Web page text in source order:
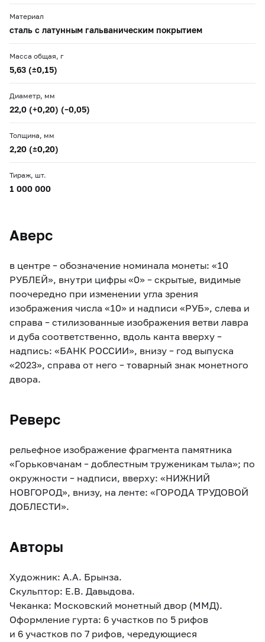
Материал
сталь с латунным гальваническим покрытием
Масса общая, г
5,63 (±0,15)
Диаметр, мм
22,0 (+0,20) (–0,05)
Толщина, мм
2,20 (±0,20)
Тираж, шт.
1 000 000
Аверс
в центре – обозначение номинала монеты: «10
РУБЛЕЙ», внутри цифры «0» – скрытые, видимые
поочередно при изменении угла зрения
изображения числа «10» и надписи «РУБ», cлева и
справа – стилизованные изображения ветви лавра
и дуба соответственно, вдоль канта вверху –
надпись: «БАНК РОССИИ», внизу – год выпуска
«2023», справа от него – товарный знак монетного
двора.
Реверс
рельефное изображение фрагмента памятника
«Горьковчанам – доблестным труженикам тыла»; по
окружности – надписи, вверху: «НИЖНИЙ
НОВГОРОД», внизу, на ленте: «ГОРОДА ТРУДОВОЙ
ДОБЛЕСТИ».
Авторы
Художник: А.А. Брынза.
Скульптор: Е.В. Давыдова.
Чеканка: Московский монетный двор (ММД).
Оформление гурта: 6 участков по 5 рифов
и 6 участков по 7 рифов, чередующиеся